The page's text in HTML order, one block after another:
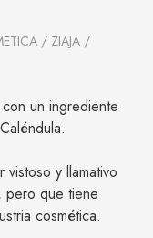
/ ZIAJA /
un ingrediente
y llamativo
pero que tiene
cosmética.